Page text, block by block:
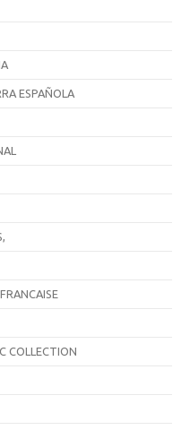
ESPAÑOLA
COLLECTION